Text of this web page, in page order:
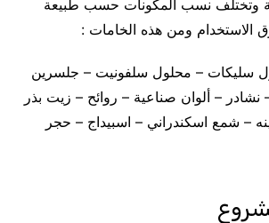
وتختلف نسب المكونات حسب طبيعة
الاستخدام ومن هذه الخامات :
سليكات – محلول سلفونيت – جلسرين
– ألوان صناعية – روائح – زيت بذر
– شمع اسكندراني – اسبيداج – حجر